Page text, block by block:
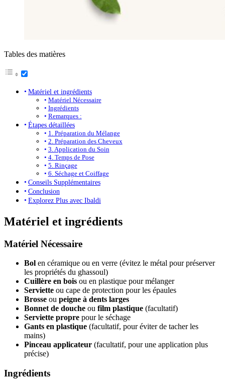
Tables des matières
Matériel et ingrédients
Matériel Nécessaire
Ingrédients
Remarques :
Étapes détaillées
1. Préparation du Mélange
2. Préparation des Cheveux
3. Application du Soin
4. Temps de Pose
5. Rinçage
6. Séchage et Coiffage
Conseils Supplémentaires
Conclusion
Explorez Plus avec Ibaldi
Matériel et ingrédients
Matériel Nécessaire
Bol en céramique ou en verre (évitez le métal pour préserver
les propriétés du ghassoul)
Cuillère en bois ou en plastique pour mélanger
Serviette ou cape de protection pour les épaules
Brosse ou peigne à dents larges
Bonnet de douche ou film plastique (facultatif)
Serviette propre pour le séchage
Gants en plastique (facultatif, pour éviter de tacher les
mains)
Pinceau applicateur (facultatif, pour une application plus
précise)
Ingrédients